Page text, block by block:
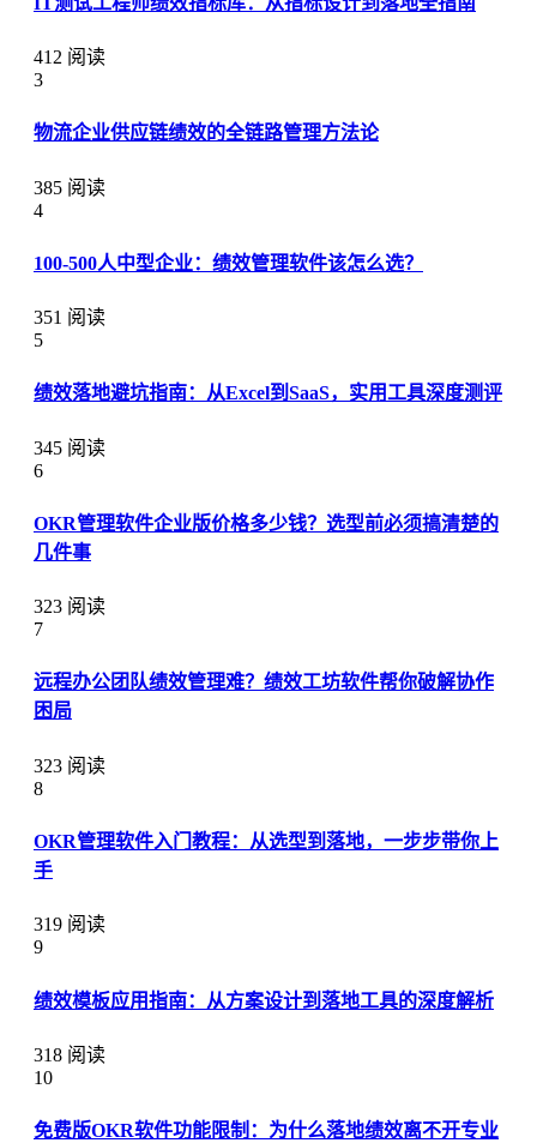
412 阅读
3
物流企业供应链绩效的全链路管理方法论
385 阅读
4
100-500人中型企业：绩效管理软件该怎么选？
351 阅读
5
绩效落地避坑指南：从Excel到SaaS，实用工具深度测评
345 阅读
6
OKR管理软件企业版价格多少钱？选型前必须搞清楚的
几件事
323 阅读
7
远程办公团队绩效管理难？绩效工坊软件帮你破解协作
困局
323 阅读
8
OKR管理软件入门教程：从选型到落地，一步步带你上
手
319 阅读
9
绩效模板应用指南：从方案设计到落地工具的深度解析
318 阅读
10
免费版OKR软件功能限制：为什么落地绩效离不开专业